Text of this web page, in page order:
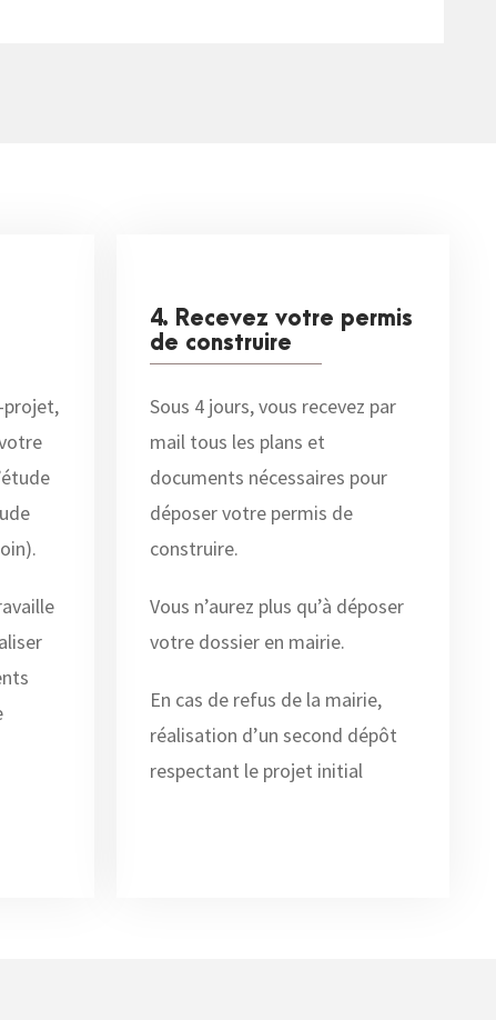
projet,
4. Recevez votre permis
de construire
Sous 4 jours, vous recevez par
mail tous les plans et
documents nécessaires pour
déposer votre permis de
construire.
Vous n’aurez plus qu’à déposer
votre dossier en mairie.
En cas de refus de la mairie,
réalisation d’un second dépôt
respectant le projet initial